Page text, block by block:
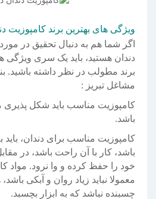
ویژگی های بهترین برند کامپوزیت
اگر شما هم به دنبال تحقیق در
دندان هستید، باید یک سری ویژگی
برند مطولب در نظر داشته باشید.
مشاغل تبریز :
کامپوزیت مناسب باید شکل
باشد.
کامپوزیت مناسب برای دندان، باید
باشد، کار با آن راحت باشد، در
خود را حفظ کرده و وا نرود. مواد
معمولا نباید زیاد روان و آبکی
چسبنده نباشد که به ابزار بچسبد.